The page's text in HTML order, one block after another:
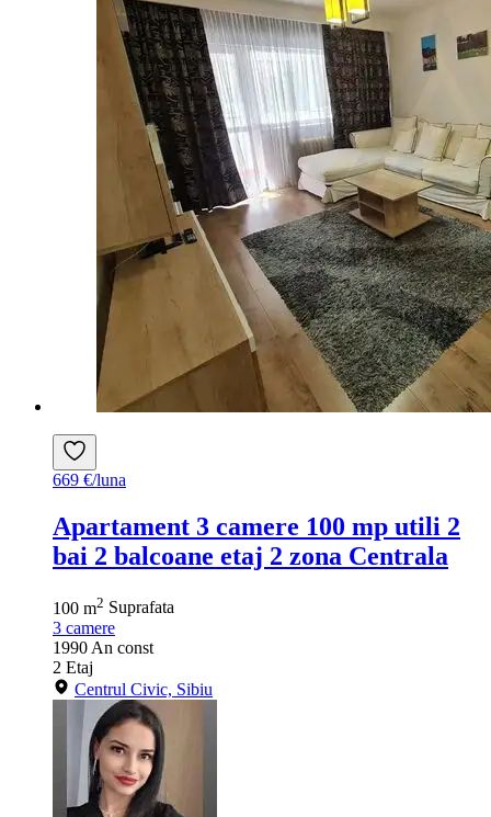
669 €/luna
Apartament 3 camere 100 mp utili 2
bai 2 balcoane etaj 2 zona Centrala
100 m2 Suprafata
3 camere
1990 An const
2 Etaj
Centrul Civic, Sibiu